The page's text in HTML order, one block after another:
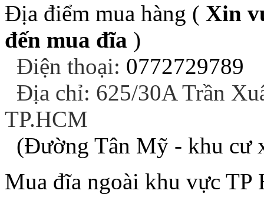
Địa điểm mua hàng ( Xin
đến mua đĩa )
Điện thoại: 0772729789
Địa chỉ: 625/30A Trần
TP.HCM
(Đường Tân Mỹ - khu cư
Mua đĩa ngoài khu vực TP